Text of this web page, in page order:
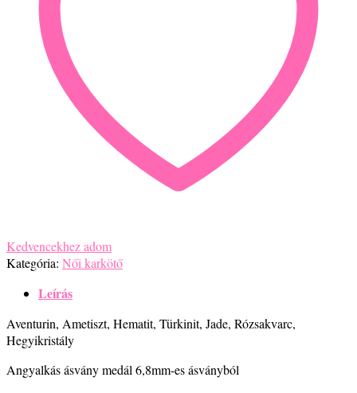
Kedvencekhez adom
Kategória: Női karkötő
Leírás
Aventurin, Ametiszt, Hematit, Türkinit, Jade, Rózsakvarc,
Hegyikristály
Angyalkás ásvány medál 6,8mm-es ásványból